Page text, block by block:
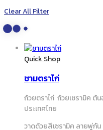
Clear All Filter
Quick Shop
ชามตราไก่
ถ้วยตราไก่ ถ้วยเซรามิค
ประเทศไทย
วาดด้วยสีเซรามิค ลายพู่